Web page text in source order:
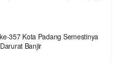
357 Kota Padang Semestinya
Banjir